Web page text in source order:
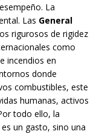
La
Las General
rigurosos de rigidez
como
incendios en
donde
combustibles, este
humanas, activos
todo ello, la
un gasto, sino una